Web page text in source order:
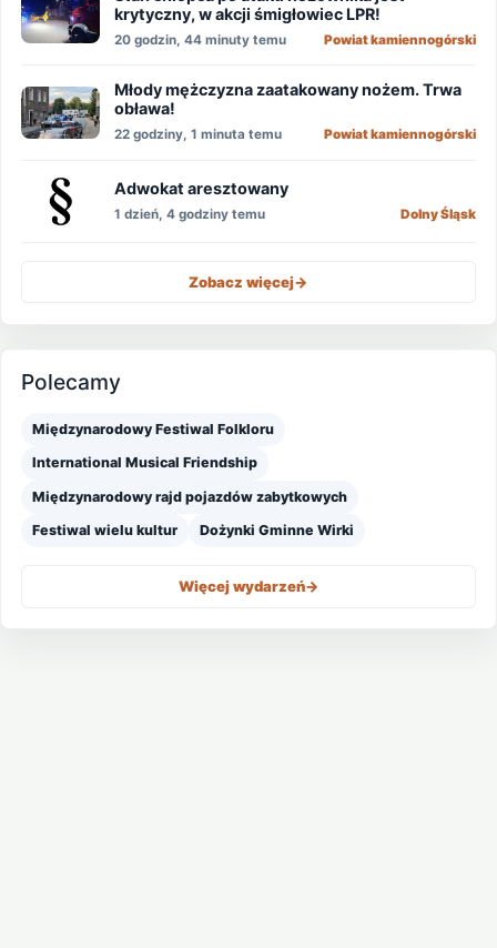
krytyczny, w akcji śmigłowiec LPR!
20 godzin, 44 minuty temu Powiat kamiennogórski
Młody mężczyzna zaatakowany nożem. Trwa
obława!
22 godziny, 1 minuta temu Powiat kamiennogórski
Adwokat aresztowany
1 dzień, 4 godziny temu Dolny Śląsk
Zobacz więcej->
Polecamy
Międzynarodowy Festiwal Folkloru
International Musical Friendship
Międzynarodowy rajd pojazdów zabytkowych
Festiwal wielu kultur Dożynki Gminne Wirki
Więcej wydarzeń->